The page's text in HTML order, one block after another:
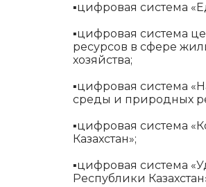
▪️цифровая система
▪️цифровая система
ресурсов в сфере
хозяйства;
▪️цифровая система
среды и природных
▪️цифровая система
Казахстан»;
▪️цифровая система
Республики